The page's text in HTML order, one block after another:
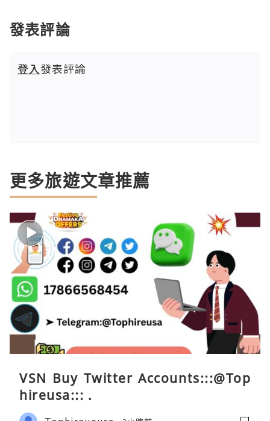
發表評論
登入發表評論
更多旅遊文章推薦
VSN Buy Twitter Accounts:::@Top
hireusa::: .